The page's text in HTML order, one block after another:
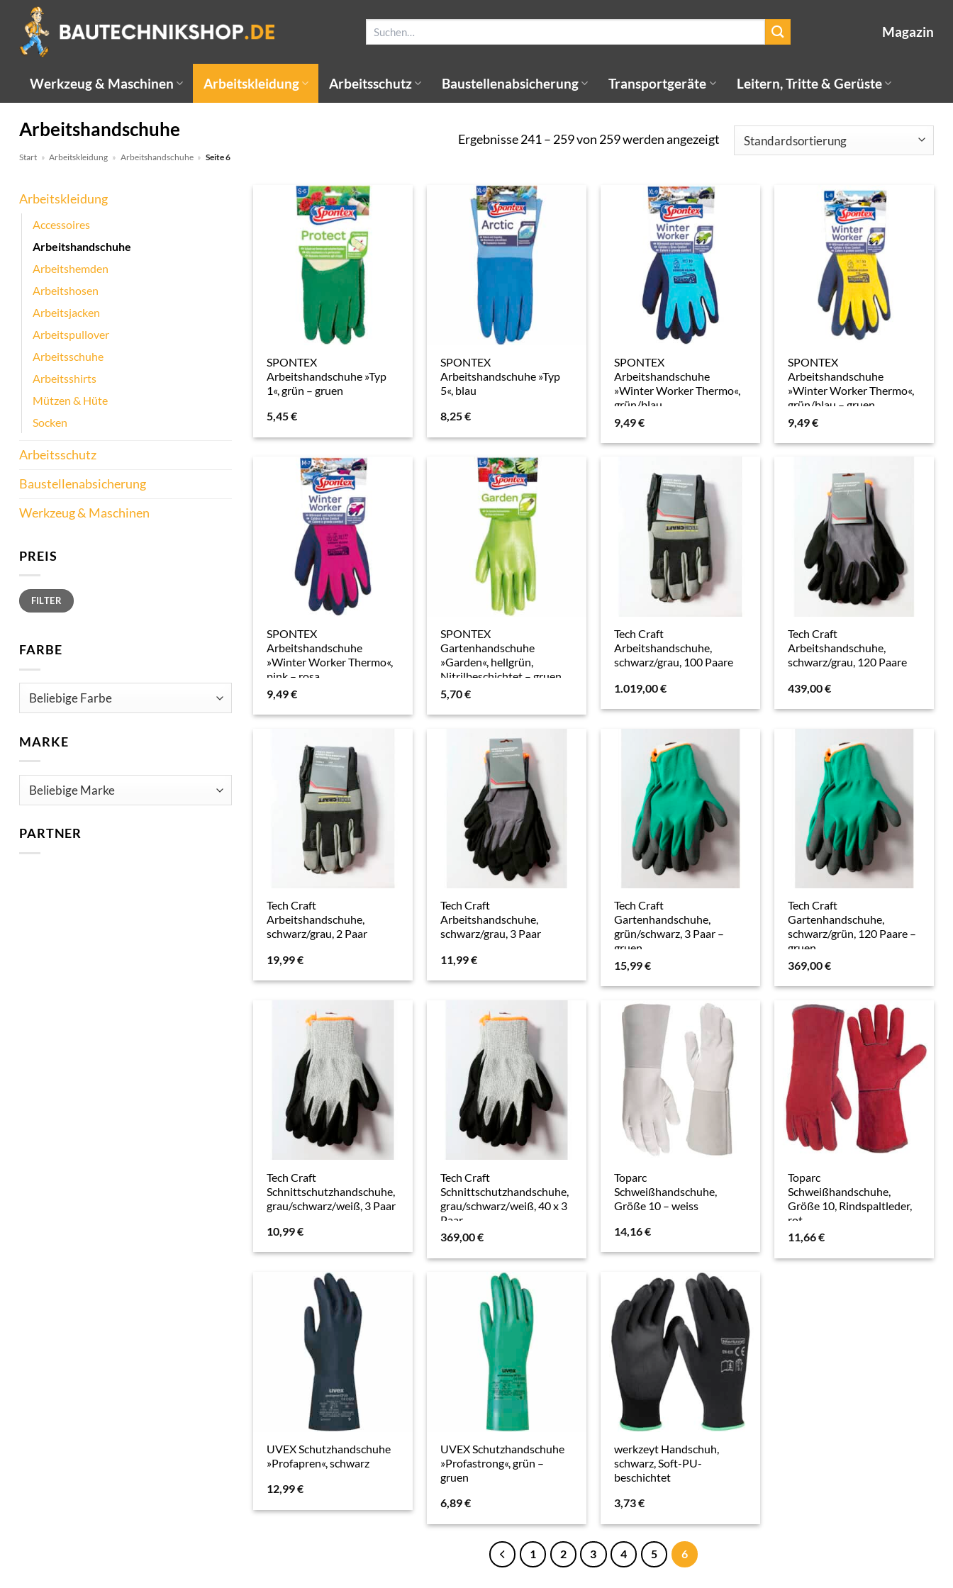
Inhalt
springen
Magazin
Werkzeug & Maschinen Arbeitskleidung Arbeitsschutz Baustellenabsicherung Transportgeräte Leitern, Tritte & Gerüste
Arbeitshandschuhe
Start » Arbeitskleidung » Arbeitshandschuhe » Seite 6
Ergebnisse 241 – 259 von 259 werden angezeigt
Arbeitskleidung
Accessoires
Arbeitshandschuhe
Arbeitshemden
Arbeitshosen
Arbeitsjacken
Arbeitspullover
Arbeitsschuhe
Arbeitsshirts
Mützen & Hüte
Socken
Arbeitsschutz
Baustellenabsicherung
Werkzeug & Maschinen
PREIS
Min.
Preis
Max.
PreisFILTER
FARBE
MARKE
PARTNER
SPONTEX
Arbeitshandschuhe »Typ
1«, grün – gruen
5,45€
SPONTEX
Arbeitshandschuhe »Typ
5«, blau
8,25€
SPONTEX
Arbeitshandschuhe
»Winter Worker Thermo«,
grün/blau
9,49€
SPONTEX
Arbeitshandschuhe
»Winter Worker Thermo«,
grün/blau – gruen
9,49€
SPONTEX
Arbeitshandschuhe
»Winter Worker Thermo«,
pink – rosa
9,49€
SPONTEX
Gartenhandschuhe
»Garden«, hellgrün,
Nitrilbeschichtet – gruen
5,70€
Tech Craft
Arbeitshandschuhe,
schwarz/grau, 100 Paare
1.019,00€
Tech Craft
Arbeitshandschuhe,
schwarz/grau, 120 Paare
439,00€
Tech Craft
Arbeitshandschuhe,
schwarz/grau, 2 Paar
19,99€
Tech Craft
Arbeitshandschuhe,
schwarz/grau, 3 Paar
11,99€
Tech Craft
Gartenhandschuhe,
grün/schwarz, 3 Paar –
gruen
15,99€
Tech Craft
Gartenhandschuhe,
schwarz/grün, 120 Paare –
gruen
369,00€
Tech Craft
Schnittschutzhandschuhe,
grau/schwarz/weiß, 3 Paar
10,99€
Tech Craft
Schnittschutzhandschuhe,
grau/schwarz/weiß, 40 x 3
Paar
369,00€
Toparc
Schweißhandschuhe,
Größe 10 – weiss
14,16€
Toparc
Schweißhandschuhe,
Größe 10, Rindspaltleder,
rot
11,66€
UVEX Schutzhandschuhe
»Profapren«, schwarz
12,99€
UVEX Schutzhandschuhe
»Profastrong«, grün –
gruen
6,89€
werkzeyt Handschuh,
schwarz, Soft-PU-
beschichtet
3,73€
1 2 3 4 5 6